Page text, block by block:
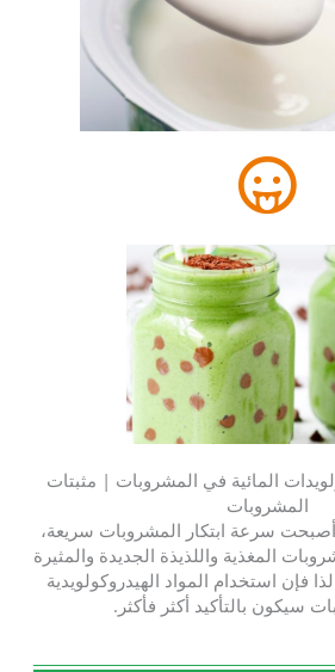
المائية في المشروبات | مثبتات
المشروبات
سرعة ابتكار المشروبات سريعة،
المغذية واللذيذة الجديدة والمثيرة
فإن استخدام المواد الهيدروكولويدية
سيكون بالتأكيد أكثر فأكثر.